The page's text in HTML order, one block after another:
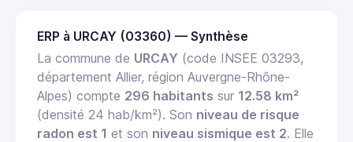
ERP à URCAY (03360) — Synthèse
La commune de URCAY (code INSEE 03293,
département Allier, région Auvergne-Rhône-
Alpes) compte 296 habitants sur 12.58 km²
(densité 24 hab/km²). Son niveau de risque
radon est 1 et son niveau sismique est 2. Elle